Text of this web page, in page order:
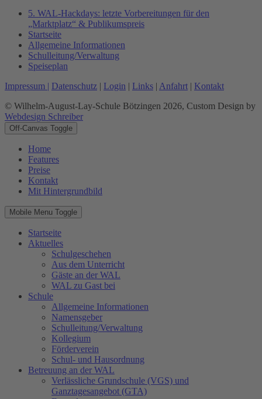
5. WAL-Hackdays: letzte Vorbereitungen für den
„Marktplatz“ & Publikumspreis
Startseite
Allgemeine Informationen
Schulleitung/Verwaltung
Speiseplan
Impressum | Datenschutz | Login | Links | Anfahrt | Kontakt
© Wilhelm-August-Lay-Schule Bötzingen 2026, Custom Design by
Webdesign Schreiber
Off-Canvas Toggle
Home
Features
Preise
Kontakt
Mit Hintergrundbild
Mobile Menu Toggle
Startseite
Aktuelles
Schulgeschehen
Aus dem Unterricht
Gäste an der WAL
WAL zu Gast bei
Schule
Allgemeine Informationen
Namensgeber
Schulleitung/Verwaltung
Kollegium
Förderverein
Schul- und Hausordnung
Betreuung an der WAL
Verlässliche Grundschule (VGS) und
Ganztagesangebot (GTA)